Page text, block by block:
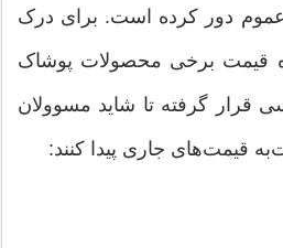
دور کرده است. برای درک
قیمت برخی محصولات پوشاک
قرار گرفته تا شاید مسوولان
‌قیمت‌های جاری پیدا کنند: